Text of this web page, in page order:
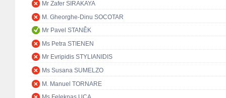
Mr Zafer SIRAKAYA
M. Gheorghe-Dinu SOCOTAR
Mr Pavel STANĚK
Ms Petra STIENEN
Mr Evripidis STYLIANIDIS
Ms Susana SUMELZO
M. Manuel TORNARE